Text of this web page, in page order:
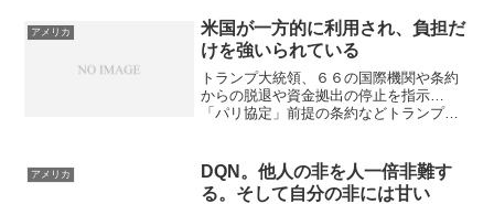
アメリカ
米国が一方的に利用され、負担だ
けを強いられている
トランプ大統領、６６の国際機関や条約
からの脱退や資金拠出の停止を指示…
「パリ協定」前提の条約などトランプ大
停止に関する大統領覚書について、専門
的な観点から分析と...
アメリカ
DQN。他人の非を人一倍非難す
る。そして自分の非には甘い